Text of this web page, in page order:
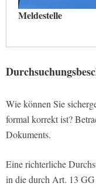
Meldestelle
Wie können Sie
formal korrekt ist?
Dokuments.
Eine richterliche
in die durch Art. 13 GG